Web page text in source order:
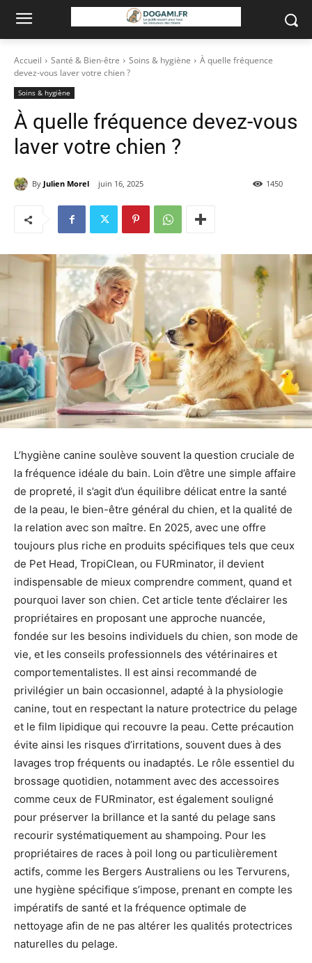
Accueil Santé & Bien-être Soins & hygiène
À quelle fréquence
devez-vous laver votre chien ?
Soins & hygiène
À quelle fréquence devez-vous
laver votre chien ?
By Julien Morel juin 16, 2025 1450
L’hygiène canine soulève souvent la question cruciale de
la fréquence idéale du bain. Loin d’être une simple affaire
de propreté, il s’agit d’un équilibre délicat entre la santé
de la peau, le bien-être général du chien, et la qualité de
la relation avec son maître. En 2025, avec une offre
toujours plus riche en produits spécifiques tels que ceux
de Pet Head, TropiClean, ou FURminator, il devient
indispensable de mieux comprendre comment, quand et
pourquoi laver son chien. Cet article tente d’éclairer les
propriétaires en proposant une approche nuancée,
fondée sur les besoins individuels du chien, son mode de
vie, et les conseils professionnels des vétérinaires et
comportementalistes. Il est ainsi recommandé de
privilégier un bain occasionnel, adapté à la physiologie
canine, tout en respectant la nature protectrice du pelage
et le film lipidique qui recouvre la peau. Cette précaution
évite ainsi les risques d’irritations, souvent dues à des
lavages trop fréquents ou inadaptés. Le rôle essentiel du
brossage quotidien, notamment avec des accessoires
comme ceux de FURminator, est également souligné
pour préserver la brillance et la santé du pelage sans
recourir systématiquement au shampoing. Pour les
propriétaires de races à poil long ou particulièrement
actifs, comme les Bergers Australiens ou les Tervurens,
une hygiène spécifique s’impose, prenant en compte les
impératifs de santé et la fréquence optimale de
nettoyage afin de ne pas altérer les qualités protectrices
naturelles du pelage.